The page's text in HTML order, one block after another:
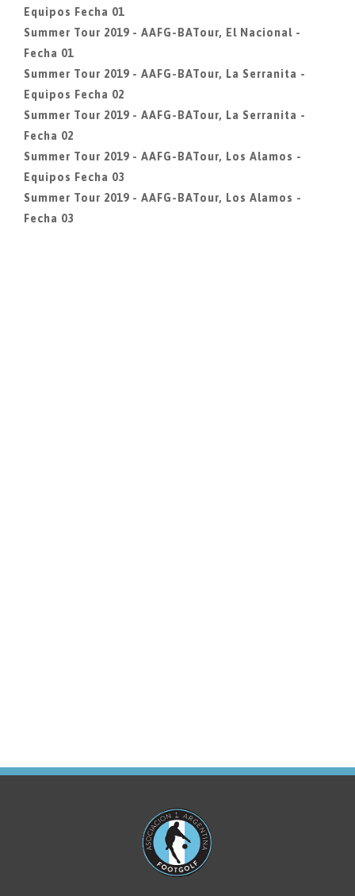
Equipos Fecha 01
Summer Tour 2019 - AAFG-BATour, El Nacional -
Fecha 01
Summer Tour 2019 - AAFG-BATour, La Serranita -
Equipos Fecha 02
Summer Tour 2019 - AAFG-BATour, La Serranita -
Fecha 02
Summer Tour 2019 - AAFG-BATour, Los Alamos -
Equipos Fecha 03
Summer Tour 2019 - AAFG-BATour, Los Alamos -
Fecha 03